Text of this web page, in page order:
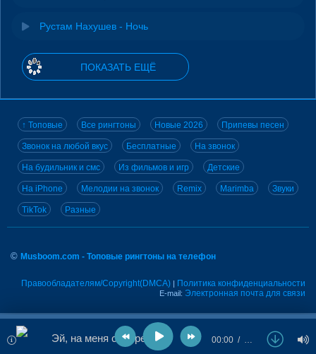
Рустам Нахушев - Ночь
ПОКАЗАТЬ ЕЩЁ
↑ Топовые Все рингтоны Новые 2026 Припевы песен
Звонок на любой вкус Бесплатные На звонок
На будильник и смс Из фильмов и игр Детские
На iPhone Мелодии на звонок Remix Marimba Звуки
TikTok Разные
© Musboom.com - Топовые рингтоны на телефон
Правообладателям/Copyright(DMCA) | Политика конфиденциальности
E-mail: Электронная почта для связи
Эй, на меня смотреть! 00:00 …